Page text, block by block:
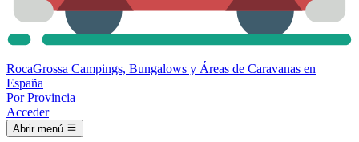
RocaGrossa Campings, Bungalows y Áreas de Caravanas en
España
Por Provincia
Acceder
Abrir menú